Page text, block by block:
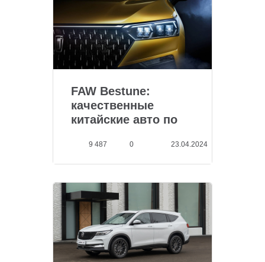
FAW Bestune:
качественные
китайские авто по
9 487 0 23.04.2024